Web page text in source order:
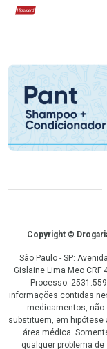
Hipercard
Promoção
CopyrightCopyright ©
São Paulo - SP:
Gislaine Lima Meo
Processo:
informações contidas
medicamentos, não
substituem, em hipótese
área médica.
qualquer problema